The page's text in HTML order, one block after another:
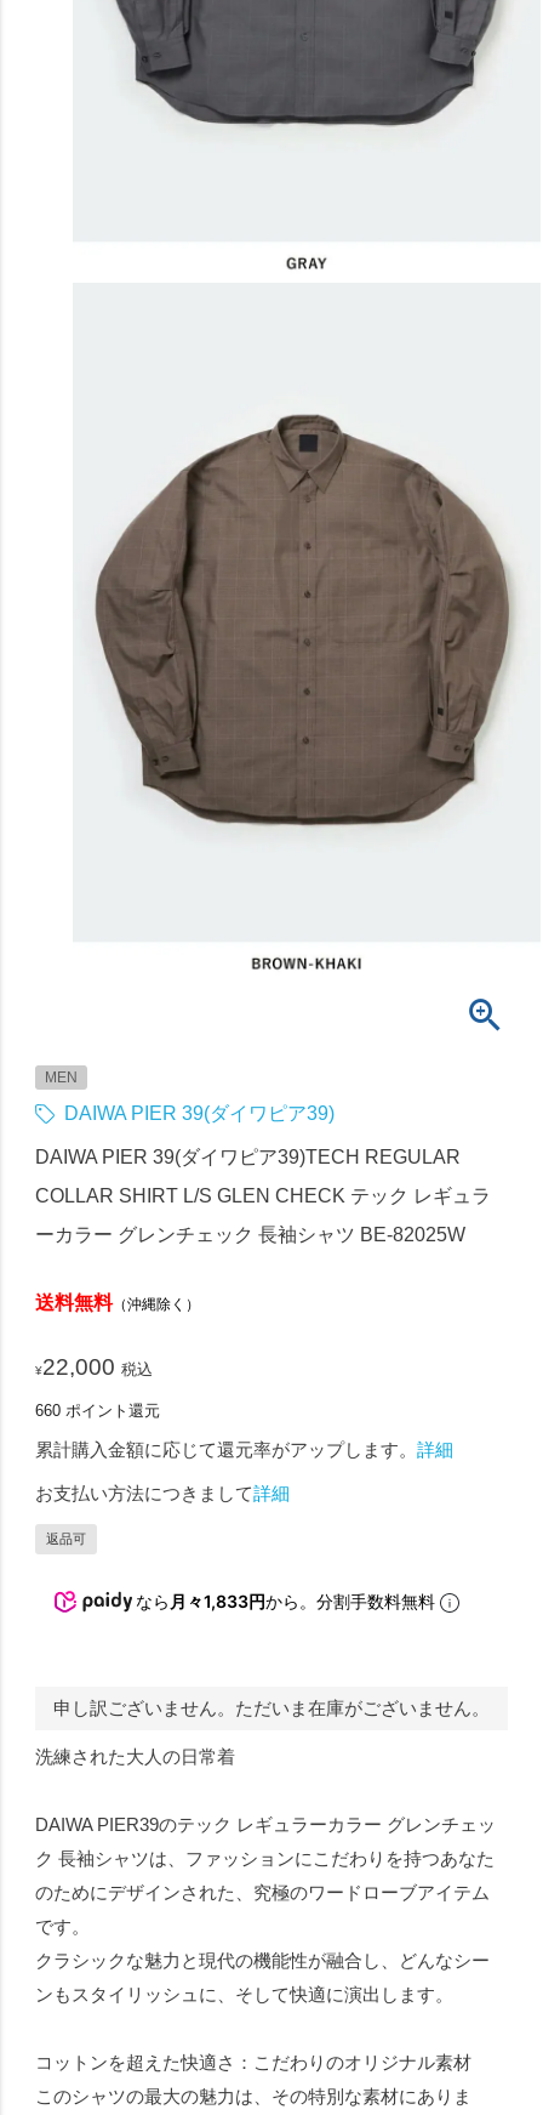
MEN
DAIWA PIER 39(ダイワピア39)
DAIWA PIER 39(ダイワピア39)TECH REGULAR
COLLAR SHIRT L/S GLEN CHECK テック レギュラ
ーカラー グレンチェック 長袖シャツ BE-82025W
送料無料（沖縄除く）
¥22,000 税込
660 ポイント還元
累計購入金額に応じて還元率がアップします。詳細
お支払い方法につきまして詳細
返品可
なら 月々1,833円から。分割手数料無料
申し訳ございません。ただいま在庫がございません。
洗練された大人の日常着
DAIWA PIER39のテック レギュラーカラー グレンチェッ
ク 長袖シャツは、ファッションにこだわりを持つあなた
のためにデザインされた、究極のワードローブアイテム
です。
クラシックな魅力と現代の機能性が融合し、どんなシー
ンもスタイリッシュに、そして快適に演出します。
コットンを超えた快適さ：こだわりのオリジナル素材
このシャツの最大の魅力は、その特別な素材にありま